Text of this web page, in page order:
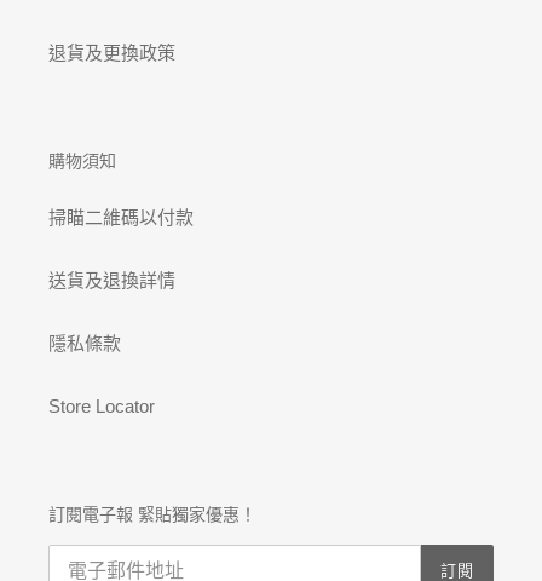
退貨及更換政策
購物須知
掃瞄二維碼以付款
送貨及退換詳情
隱私條款
Store Locator
訂閱電子報 緊貼獨家優惠！
訂閱